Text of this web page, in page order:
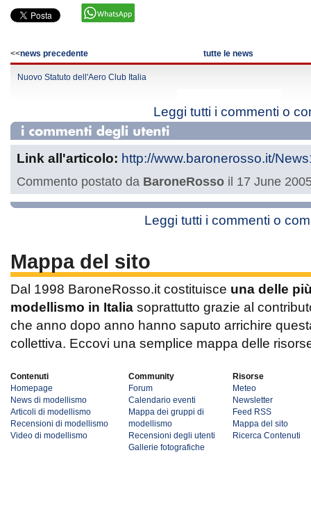
<<news precedente tutte le news
Nuovo Statuto dell'Aero Club Italia
Leggi tutti i commenti o
Link all'articolo: http://www.baronerosso.it/
Commento postato da BaroneRosso il 17 June
Leggi tutti i commenti o
Mappa del sito
Dal 1998 BaroneRosso.it costituisce una delle
modellismo in Italia soprattutto grazie al
che anno dopo anno hanno saputo arrichire
collettiva. Eccovi una semplice mappa delle
Contenuti
Homepage
News di modellismo
Articoli di modellismo
Recensioni di modellismo
Video di modellismo
Community
Forum
Calendario eventi
Mappa dei gruppi di
modellismo
Recensioni degli utenti
Gallerie fotografiche
Risorse
Meteo
Newsletter
Feed RSS
Mappa del sito
Ricerca Contenuti